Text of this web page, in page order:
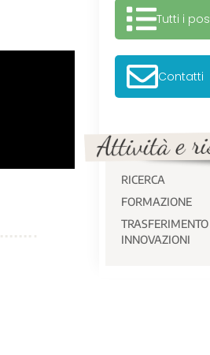
Tutti i
Contatti
RICERCA
FORMAZIONE
INNOVAZIONI